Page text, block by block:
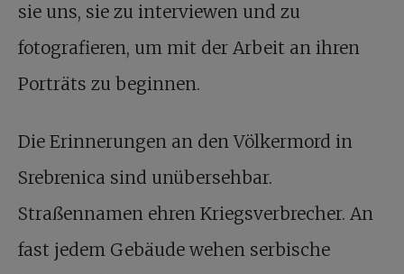
sie uns, sie zu interviewen und zu
fotografieren, um mit der Arbeit an ihren
Porträts zu beginnen.
Die Erinnerungen an den Völkermord in
Srebrenica sind unübersehbar.
Straßennamen ehren Kriegsverbrecher. An
fast jedem Gebäude wehen serbische